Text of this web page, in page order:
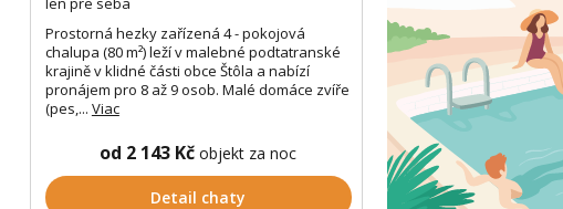
Prostorná hezky zařízená 4 - pokojová
chalupa (80 m²) leží v malebné podtatranské
krajině v klidné části obce Štôla a nabízí
pronájem pro 8 až 9 osob. Malé domáce zvíře
(pes,... Viac
od 2 143 Kčobjekt za noc
Detail chaty